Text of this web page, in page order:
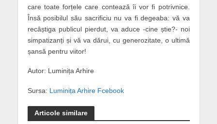
care toate forțele care contează îi vor fi potrivnice.
Însă posibilul său sacrificiu nu va fi degeaba: vă va
recâștiga publicul pierdut, va aduce -cine știe?- noi
simpatizanți și vă va dărui, cu generozitate, o ultimă
șansă pentru viitor!
Autor: Luminița Arhire
Sursa: Luminița Arhire Fcebook
Articole similare